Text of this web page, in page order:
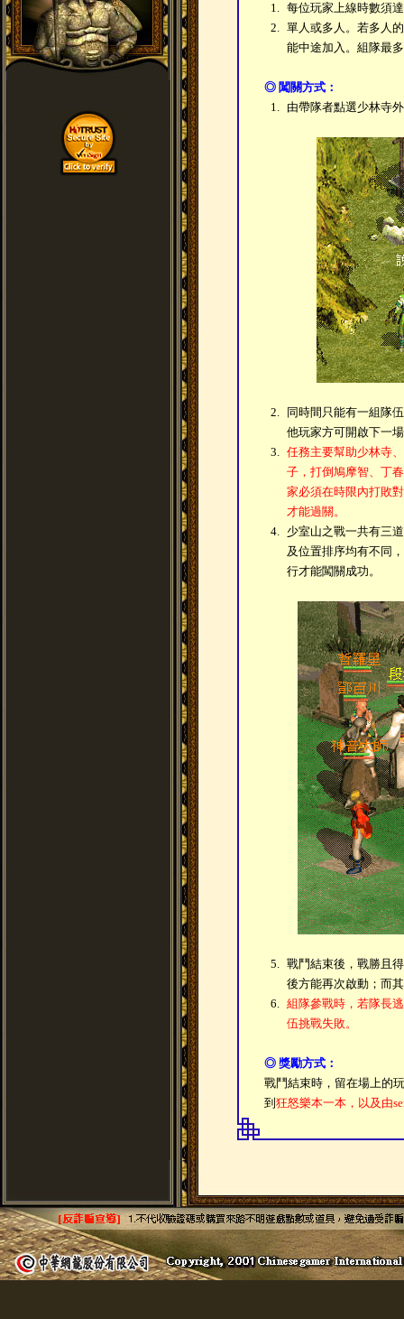
1. 每位玩家上線時數須
2. 單人或多人。若多人
能中途加入。組隊最
◎ 闖關方式：
1. 由帶隊者點選少林寺
2.
同時間只能有一組隊
他玩家方可開啟下一
3. 任務主要幫助少林寺
子，打倒鳩摩智、丁
家必須在時限內打敗
才能過關。
4. 少室山之戰一共有三
及位置排序均有不同
行才能闖關成功。
5. 戰鬥結束後，戰勝且
後方能再次啟動；而
6. 組隊參戰時，若隊長
伍挑戰失敗。
◎ 獎勵方式：
戰鬥結束時，留在場上的
到 狂怒樂本一本，以及由